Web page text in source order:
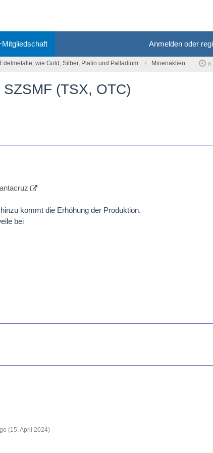
Anmelden oder
Edelmetalle, wie Gold, Silber, Platin und Palladium Minenaktien
(TSX, OTC)
kommt die Erhöhung der Produktion.
bei
(15. April 2024)